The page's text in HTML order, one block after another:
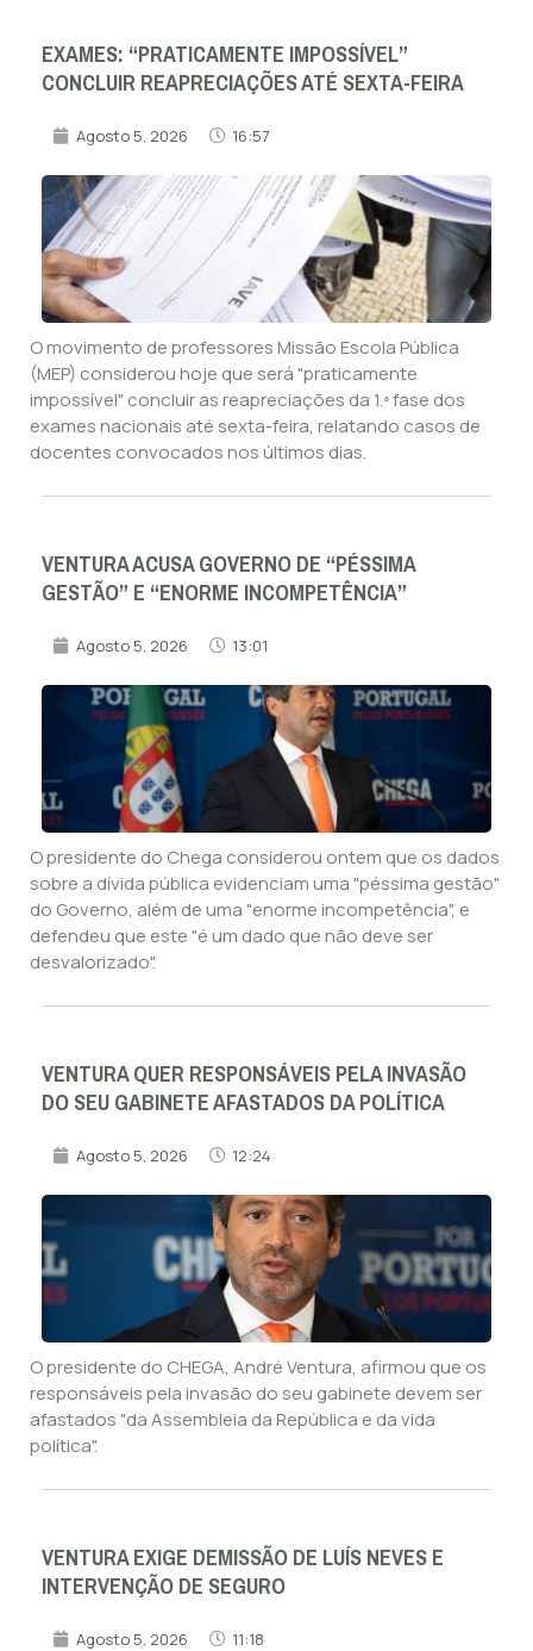
EXAMES: “PRATICAMENTE IMPOSSÍVEL”
CONCLUIR REAPRECIAÇÕES ATÉ SEXTA-FEIRA
Agosto 5, 2026 16:57
O movimento de professores Missão Escola Pública
(MEP) considerou hoje que será "praticamente
impossível" concluir as reapreciações da 1.ª fase dos
exames nacionais até sexta-feira, relatando casos de
docentes convocados nos últimos dias.
VENTURA ACUSA GOVERNO DE “PÉSSIMA
GESTÃO” E “ENORME INCOMPETÊNCIA”
Agosto 5, 2026 13:01
O presidente do Chega considerou ontem que os dados
sobre a dívida pública evidenciam uma "péssima gestão"
do Governo, além de uma "enorme incompetência", e
defendeu que este "é um dado que não deve ser
desvalorizado".
VENTURA QUER RESPONSÁVEIS PELA INVASÃO
DO SEU GABINETE AFASTADOS DA POLÍTICA
Agosto 5, 2026 12:24
O presidente do CHEGA, André Ventura, afirmou que os
responsáveis pela invasão do seu gabinete devem ser
afastados "da Assembleia da República e da vida
política".
VENTURA EXIGE DEMISSÃO DE LUÍS NEVES E
INTERVENÇÃO DE SEGURO
Agosto 5, 2026 11:18